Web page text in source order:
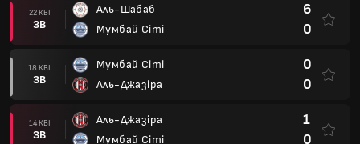
22 КВІ
ЗВ
Аль-Шабаб
Мумбай Сіті
6
0
18 КВІ
ЗВ
Мумбай Сіті
Аль-Джазіра
0
0
14 КВІ
ЗВ
Аль-Джазіра
Мумбай Сіті
1
0